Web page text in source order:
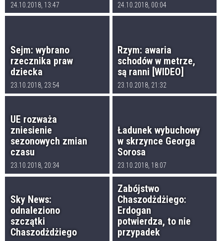
24.10.2018, 13:47 24.10.2018, 00:04
Sejm: wybrano
rzecznika praw
dziecka
23.10.2018, 23:54
Rzym: awaria
schodów w metrze,
są ranni [WIDEO]
23.10.2018, 21:32
UE rozważa
zniesienie
sezonowych zmian
czasu
23.10.2018, 20:34
Ładunek wybuchowy
w skrzynce Georga
Sorosa
23.10.2018, 18:07
Sky News:
odnaleziono
szczątki
Chaszodżdżiego
Zabójstwo
Chaszodżdżiego:
Erdogan
potwierdza, to nie
przypadek